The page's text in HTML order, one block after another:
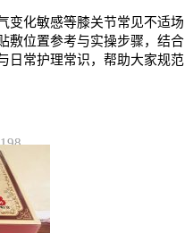
变化敏感等膝关节常见不适场
敷位置参考与实操步骤，结合
日常护理常识，帮助大家规范
198